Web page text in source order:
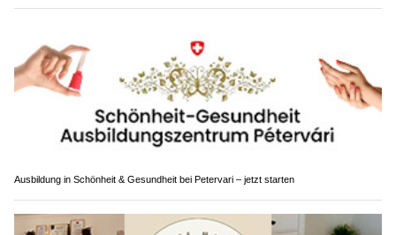
Ausbildung in Schönheit & Gesundheit bei Petervari – jetzt starten